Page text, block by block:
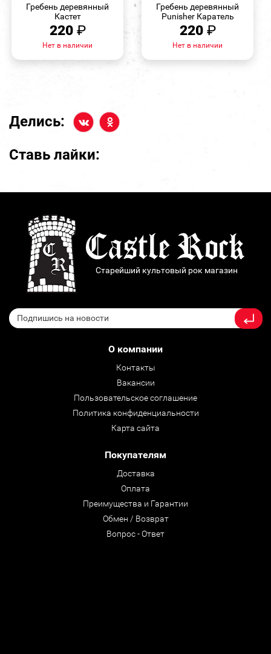
Гребень деревянный
Кастет
220 ₽
Нет в наличии
Гребень деревянный
Punisher Каратель
220 ₽
Нет в наличии
Делись:
Ставь лайки:
Старейший культовый рок магазин
О компании
Контакты
Вакансии
Пользовательское соглашение
Политика конфиденциальности
Карта сайта
Покупателям
Доставка
Оплата
Преимущества и Гарантии
Обмен / Возврат
Вопрос - Ответ